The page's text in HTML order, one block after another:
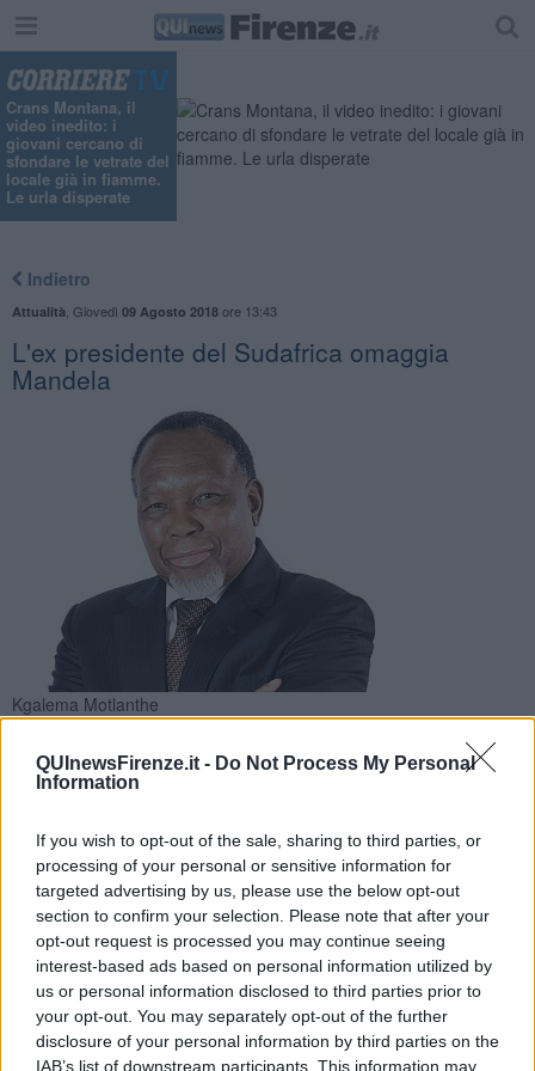
QUInewsFirenze.it - Do Not Process My Personal
Information
If you wish to opt-out of the sale, sharing to third parties, or
processing of your personal or sensitive information for
targeted advertising by us, please use the below opt-out
section to confirm your selection. Please note that after your
opt-out request is processed you may continue seeing
interest-based ads based on personal information utilized by
us or personal information disclosed to third parties prior to
your opt-out. You may separately opt-out of the further
disclosure of your personal information by third parties on the
IAB’s list of downstream participants. This information may
Crans Montana, il
video inedito: i
giovani cercano di
sfondare le vetrate del
locale già in fiamme.
Le urla disperate
Indietro
Attualità Giovedì 09 Agosto 2018ore 13:43
L'ex presidente del Sudafrica omaggia
Mandela
Kgalema Motlanthe
Kgalema Motlanthe in arrivo nel capoluogo toscano per
visitare la riproduzione della cella del carcere di Robben
Island al Mandela Forum
FIRENZE —Nella stessa prigione di Robben Islanddove fu
incarceratoNelson Mandela c'è stato anche lui, l'ex presidente
della Repubblica del Sudafrica ed ex e prigioniero politicoKgalema
Motlantheche domani pomeriggio sarà a Firenze per visitare la
riproduzione della cella al Mandela Memorial. In quella
prigione Motlanthe c'è stato per dieci anni a causa del suo impegno